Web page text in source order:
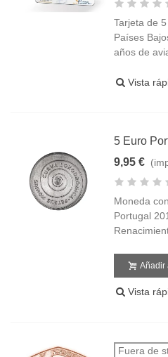
Tarjeta de
Países
años de
Vista
5 Euro
9,95 €
Moneda
Portugal
Añadir
Vista
Fuera de